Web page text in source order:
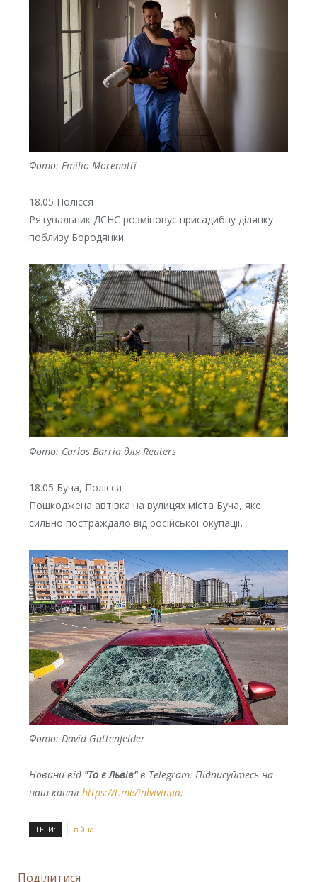
Фото: Emilio Morenatti
18.05 Полісся
Рятувальник ДСНС розміновує присадибну ділянку
поблизу Бородянки.
Фото: Carlos Barria для Reuters
18.05 Буча, Полісся
Пошкоджена автівка на вулицях міста Буча, яке
сильно постраждало від російської окупації.
Фото: David Guttenfelder
Новини від "То є Львів"в Telegram. Підписуйтесь на
наш канал https://t.me/inlvivinua.
ТЕГИ: війна
Поділитися